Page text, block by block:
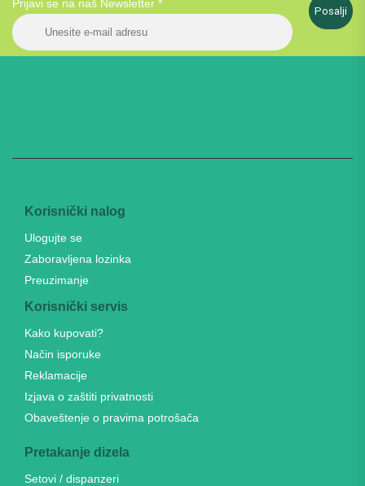
Prijavi se na naš Newsletter *
Posalji
Korisnički nalog
Ulogujte se
Zaboravljena lozinka
Preuzimanje
Korisnički servis
Kako kupovati?
Način isporuke
Reklamacije
Izjava o zaštiti privatnosti
Obaveštenje o pravima potrošača
Pretakanje dizela
Setovi / dispanzeri